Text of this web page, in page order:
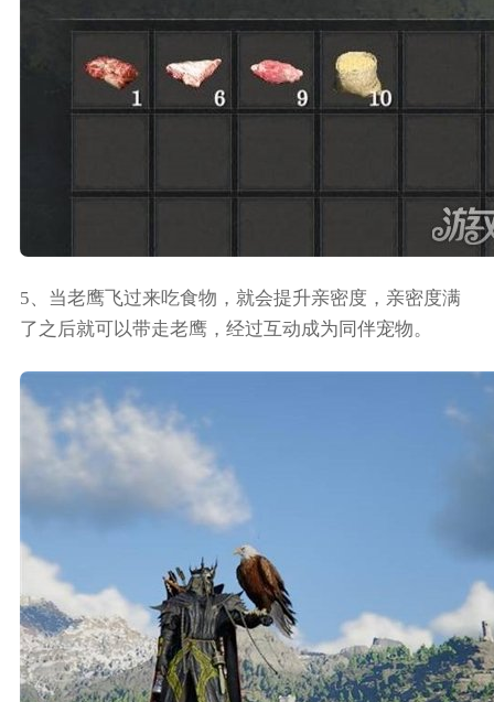
5、当老鹰飞过来吃食物，就会提升亲密度，亲密度满
了之后就可以带走老鹰，经过互动成为同伴宠物。